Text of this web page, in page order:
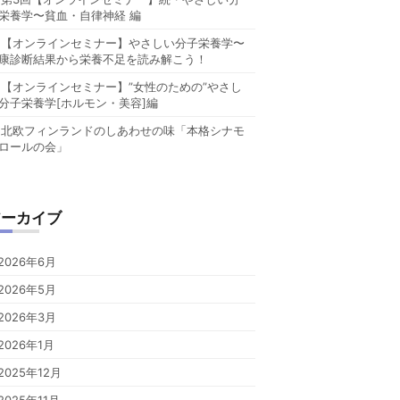
養学〜貧血・自律神経 編
【オンラインセミナー】やさしい分子栄養学〜
診断結果から栄養不足を読み解こう！
【オンラインセミナー】”女性のための”やさし
子栄養学[ホルモン・美容]編
北欧フィンランドのしあわせの味「本格シナモ
ールの会」
カイブ
年6月
年5月
年3月
年1月
年12月